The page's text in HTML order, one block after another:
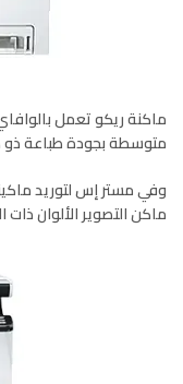
ماكنة ريكو تعمل
متوسطة بجودة طباعة ذو
وفي مستر إس لتوريد
ماكن التصوير الألوان ذات